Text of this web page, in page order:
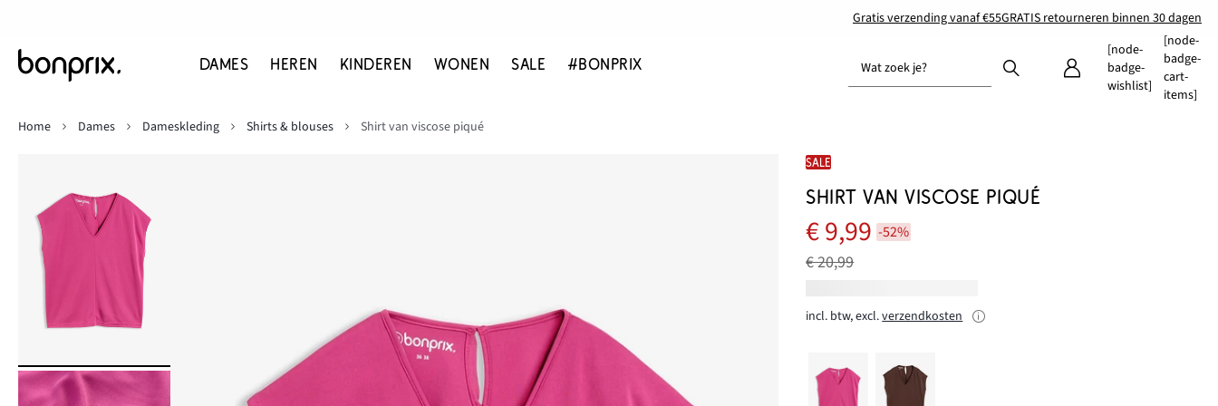
Gratis verzending vanaf €55GRATIS retourneren binnen 30 dagen
DAMES HEREN KINDEREN WONEN SALE #BONPRIX Wat zoek je?
[node-
badge-
wishlist]
[node-
badge-
cart-
items]
Home
Dames Dameskleding Shirts & blouses Shirt van viscose piqué
SALE
SHIRT VAN VISCOSE PIQUÉ
€ 9,99 -52%
€ 20,99
incl. btw, excl.verzendkosten